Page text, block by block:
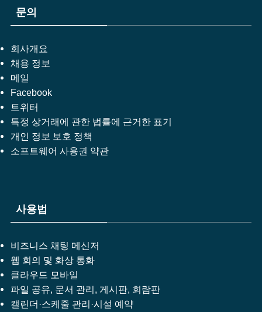
문의
회사개요
채용 정보
메일
Facebook
트위터
특정 상거래에 관한 법률에 근거한 표기
개인 정보 보호 정책
소프트웨어 사용권 약관
사용법
비즈니스 채팅 메신저
웹 회의 및 화상 통화
클라우드 모바일
파일 공유, 문서 관리, 게시판, 회람판
캘린더·스케줄 관리·시설 예약